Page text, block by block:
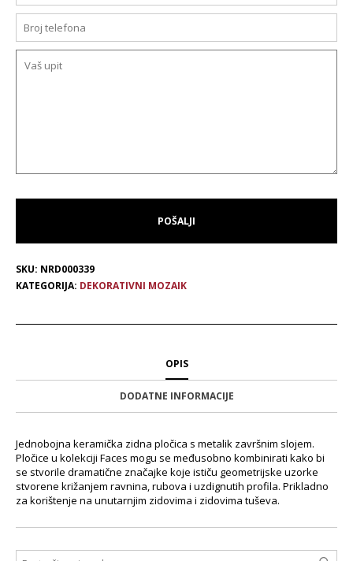
SKU: NRD000339
KATEGORIJA: DEKORATIVNI MOZAIK
OPIS
DODATNE INFORMACIJE
Jednobojna keramička zidna pločica s metalik završnim slojem.
Pločice u kolekciji Faces mogu se međusobno kombinirati kako bi
se stvorile dramatične značajke koje ističu geometrijske uzorke
stvorene križanjem ravnina, rubova i uzdignutih profila. Prikladno
za korištenje na unutarnjim zidovima i zidovima tuševa.